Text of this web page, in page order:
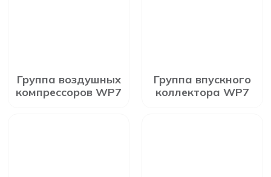
Группа воздушных
компрессоров WP7
Группа впускного
коллектора WP7